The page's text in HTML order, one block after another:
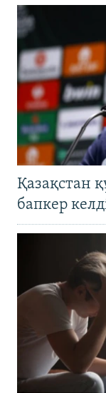
Қазақстан
бапкер